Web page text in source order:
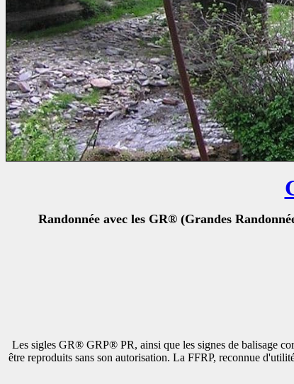
Randonnée avec les GR® (Grandes
Les sigles GR® GRP® PR, ainsi que les signes de balisage
être reproduits sans son autorisation. La FFRP, reconnue